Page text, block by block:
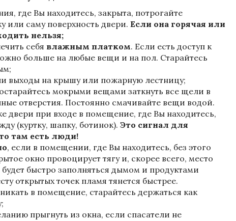
где Вы находитесь, закрыта, потрогайте
или саму поверхность двери. Если она горячая или
нельзя;
себя влажным платком. Если есть доступ к
больше на любые вещи и на пол. Старайтесь
выходы на крышу или пожарную лестницу;
мокрыми вещами заткнуть все щели в
отверстия. Постоянно смачивайте вещи водой.
двери при входе в помещение, где Вы находитесь,
(куртку, шапку, ботинок). Это сигнал для
там есть люди!
, если в помещении, где Вы находитесь, без этого
окно провоцирует тягу и, скорее всего, место
быстро заполняться дымом и продуктами
открытых точек пламя тянется быстрее.
в помещение, старайтесь держаться как
прыгнуть из окна, если спасатели не